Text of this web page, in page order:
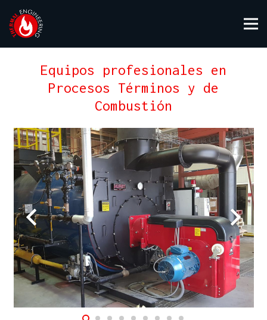
Equipos profesionales en
Procesos Términos y de
Combustión